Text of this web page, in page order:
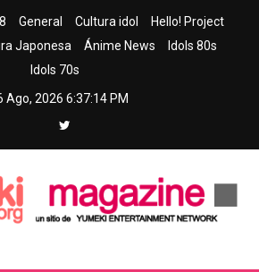
General Cultura idol
Hello! Project
Japonesa Ánime News
Idols 80s
Idols 70s
Ago, 2026 6:37:16 PM